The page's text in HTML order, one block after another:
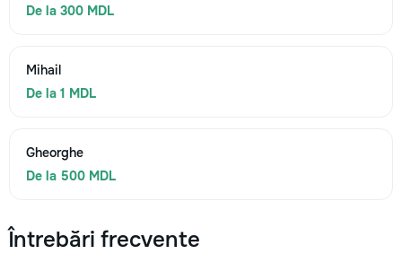
De la 300 MDL
Mihail
De la 1 MDL
Gheorghe
De la 500 MDL
Întrebări frecvente